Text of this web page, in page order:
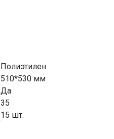
Полиэтилен
510*530 мм
Да
35
15 шт.